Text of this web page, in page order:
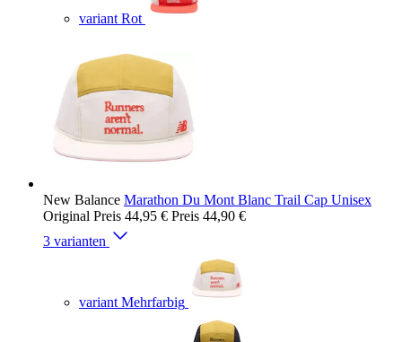
variant Rot
New Balance Marathon Du Mont Blanc Trail Cap Unisex
Original Preis 44,95 € Preis 44,90 €
3 varianten
variant Mehrfarbig